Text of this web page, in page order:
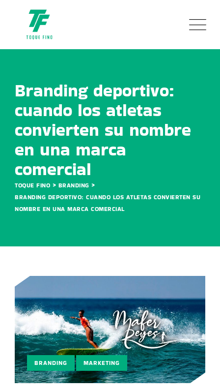
Branding deportivo:
cuando los atletas
convierten su nombre
en una marca
comercial
TOQUE FINO > BRANDING >
BRANDING DEPORTIVO: CUANDO LOS ATLETAS CONVIERTEN SU
NOMBRE EN UNA MARCA COMERCIAL
BRANDING , MARKETING